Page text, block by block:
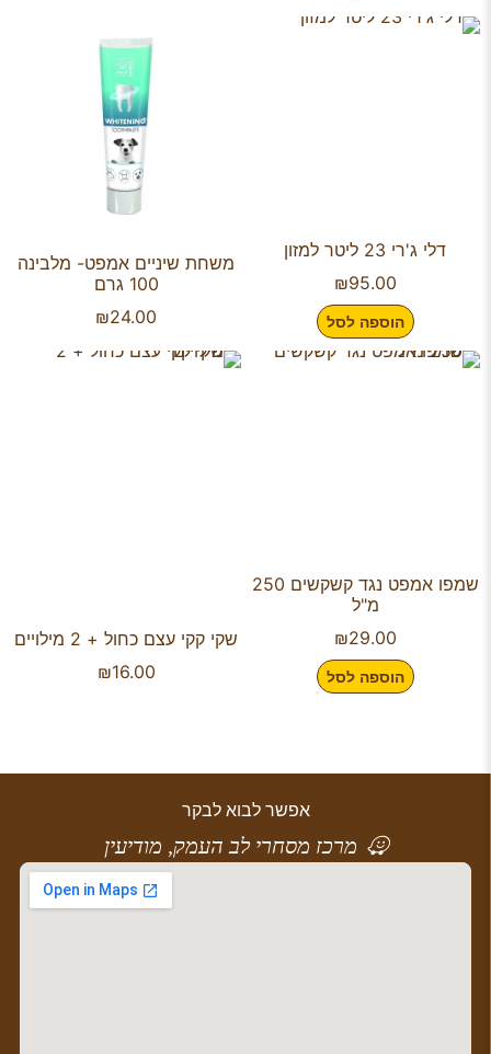
דלי ג'רי 23 ליטר למזון
₪95.00
הוספה לסל
משחת שיניים אמפט- מלבינה
100 גרם
₪24.00
שמפו אמפט נגד קשקשים 250
מ"ל
₪29.00
הוספה לסל
שקי קקי עצם כחול + 2 מילויים
₪16.00
אפשר לבוא לבקר
מרכז מסחרי לב העמק, מודיעין